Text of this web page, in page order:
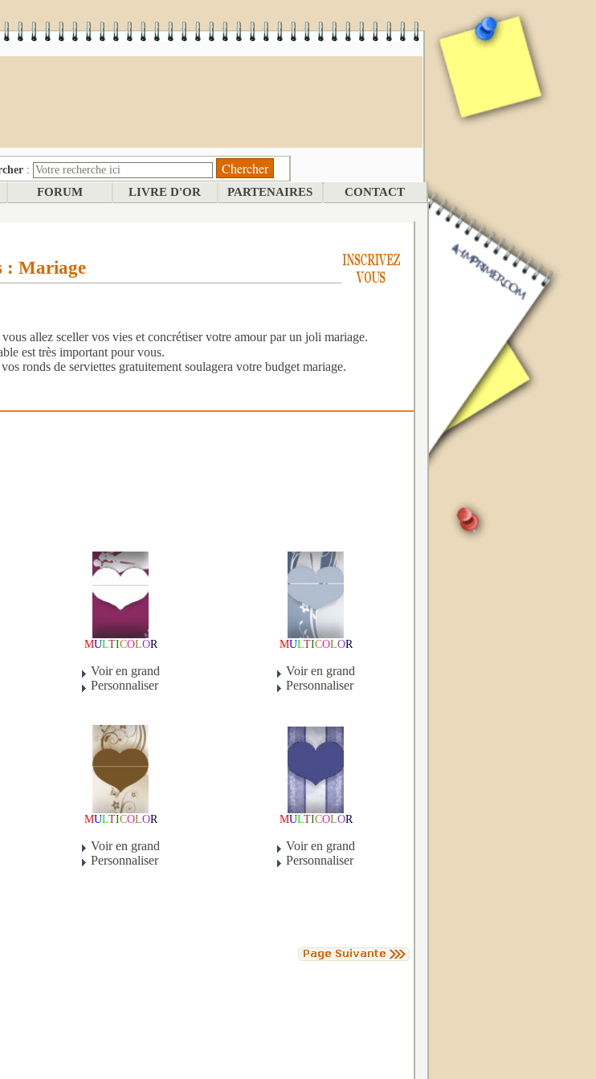
:
FORUM LIVRE D'OR PARTENAIRES CONTACT
: Mariage
allez sceller vos vies et concrétiser votre amour par un joli mariage.
est très important pour vous.
ronds de serviettes gratuitement soulagera votre budget mariage.
MULTICOLOR
Voir en grand
Personnaliser
MULTICOLOR
Voir en grand
Personnaliser
MULTICOLOR
Voir en grand
Personnaliser
MULTICOLOR
Voir en grand
Personnaliser